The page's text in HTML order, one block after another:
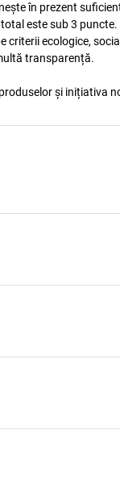
în prezent
este sub 3
criterii ecologice,
transparență.
și inițiativa